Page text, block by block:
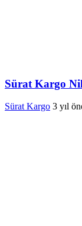
Sürat Kargo
Sürat Kargo 3 yıl